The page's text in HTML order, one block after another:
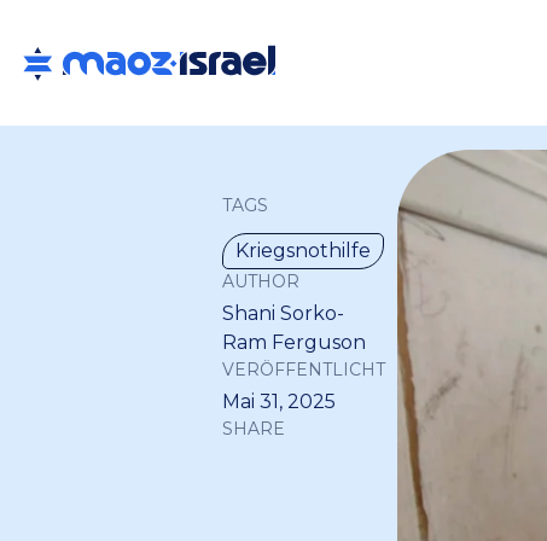
TAGS
Kriegsnothilfe
AUTHOR
Shani Sorko-
Ram Ferguson
VERÖFFENTLICHT
Mai 31, 2025
SHARE